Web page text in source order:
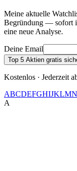
Meine aktuelle
Begründung — sofort
eine neue Analyse.
Deine Email
Top 5 Aktien gratis
Kostenlos · Jederzeit
ABCDEFGHIJKLMN
A